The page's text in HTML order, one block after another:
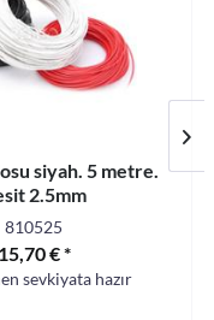
siyah. 5 metre.
2.5mm
810525
15,70 € *
sevkiyata hazır